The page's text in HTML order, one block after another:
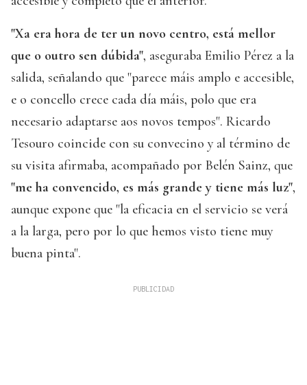
"Xa era hora de ter un novo centro, está mellor
que o outro sen dúbida", aseguraba Emilio Pérez a la
salida, señalando que "parece máis amplo e accesible,
e o concello crece cada día máis, polo que era
necesario adaptarse aos novos tempos". Ricardo
Tesouro coincide con su convecino y al término de
su visita afirmaba, acompañado por Belén Sainz, que
"me ha convencido, es más grande y tiene más luz",
aunque expone que "la eficacia en el servicio se verá
a la larga, pero por lo que hemos visto tiene muy
buena pinta".